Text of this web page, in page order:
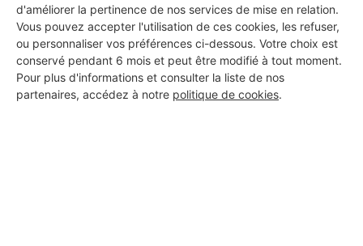
d'améliorer la pertinence de nos services de mise en relation.
Vous pouvez accepter l'utilisation de ces cookies, les refuser,
ou personnaliser vos préférences ci-dessous. Votre choix est
conservé pendant 6 mois et peut être modifié à tout moment.
Pour plus d'informations et consulter la liste de nos
partenaires, accédez à notre politique de cookies.
Mdh (Sarl)
Villard-Bonnot